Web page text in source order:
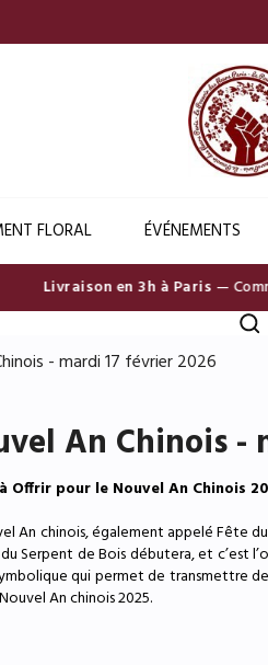
FLORAL ÉVÉNEMENTS
Livraison en 3h à Paris—
- mardi 17 février 2026
An Chinois -
Offrir pour le Nouvel An Chinois
An chinois, également appelé Fête
Serpent de Bois débutera, et c’est
qui permet de transmettre
An chinois 2025.